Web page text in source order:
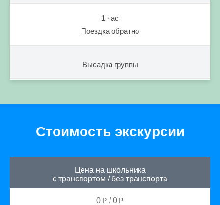
1 час
Поездка обратно
Высадка группы
Стоимость экскурсии
Цена на школьника
с транспортом / без транспорта
0 p /0 p